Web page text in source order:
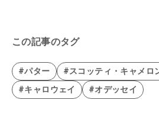
この記事のタグ
#パター #スコッティ・キャメロ
#キャロウェイ
#オデッセイ